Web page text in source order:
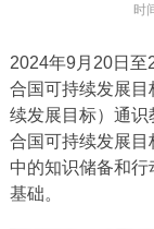
时
2024年9月20日至
合国可持续发展
续发展目标）通
合国可持续发展
中的知识储备和
基础。